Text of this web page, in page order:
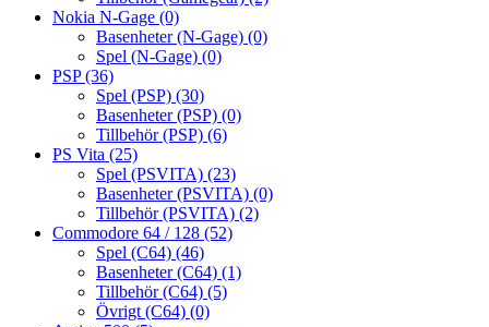
Nokia N-Gage (0)
Basenheter (N-Gage) (0)
Spel (N-Gage) (0)
PSP(36)
Spel (PSP) (30)
Basenheter (PSP) (0)
Tillbehör (PSP) (6)
PS Vita (25)
Spel (PSVITA) (23)
Basenheter (PSVITA) (0)
Tillbehör (PSVITA) (2)
Commodore 64 / 128 (52)
Spel (C64) (46)
Basenheter (C64) (1)
Tillbehör (C64) (5)
Övrigt (C64) (0)